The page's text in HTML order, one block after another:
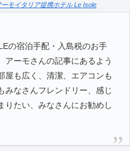
ーモイタリア提携ホテル Le Isole
の宿泊手配・入島税のお手
アーモさんの記事にあるよう
屋も広く、清潔、エアコンも
みなさんフレンドリー、感じ
りたい、みなさんにお勧めし